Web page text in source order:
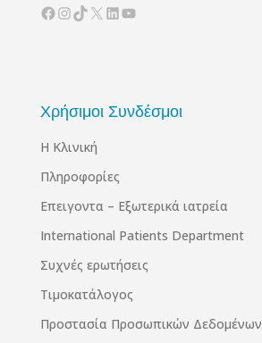
Facebook
Instagram
TikTok
X Linkedin
YouTube
Χρήσιμοι Συνδέσμοι
Η Κλινική
Πληροφορίες
Επειγοντα – Εξωτερικά ιατρεία
International Patients Department
Συχνές ερωτήσεις
Τιμοκατάλογος
Προστασία Προσωπικών Δεδομένων